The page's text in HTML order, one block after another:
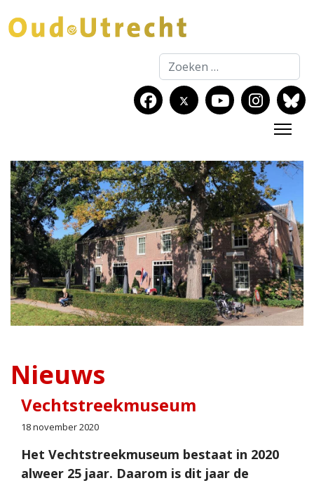
Zoeken
Nieuws
Vechtstreekmuseum
18 november 2020
Het Vechtstreekmuseum bestaat in 2020
alweer 25 jaar. Daarom is dit jaar de